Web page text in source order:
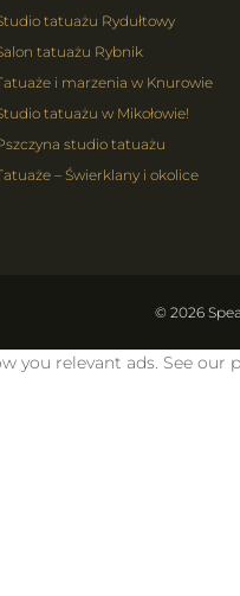
tatuażu Rydułtowy
tatuażu Rybnik
i marzenia w Knurowie
tatuażu w Mikołowie!
studio tatuażu
– Świerklany i okolice
© 2026
you relevant ads. See